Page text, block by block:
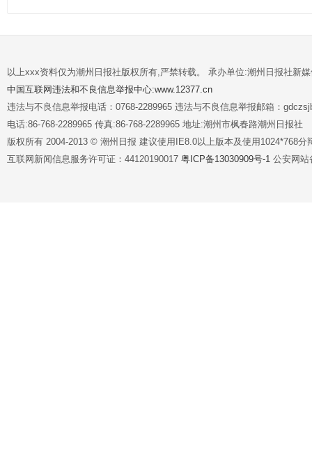
以上xxx资料仅为潮州日报社版权所有,严禁转载。 承办单位:潮州日报社新
中国互联网违法和不良信息举报中心:www.12377.cn
违法与不良信息举报电话：0768-2289965 违法与不良信息举报邮箱：
电话:86-768-2289965 传真:86-768-2289965 地址:潮州市枫春路潮州日报社
版权所有 2004-2013 © 潮州日报 建议使用IE8.0以上版本及使用1024*768分
互联网新闻信息服务许可证：44120190017 粤ICP备13030909号-1 公安网站